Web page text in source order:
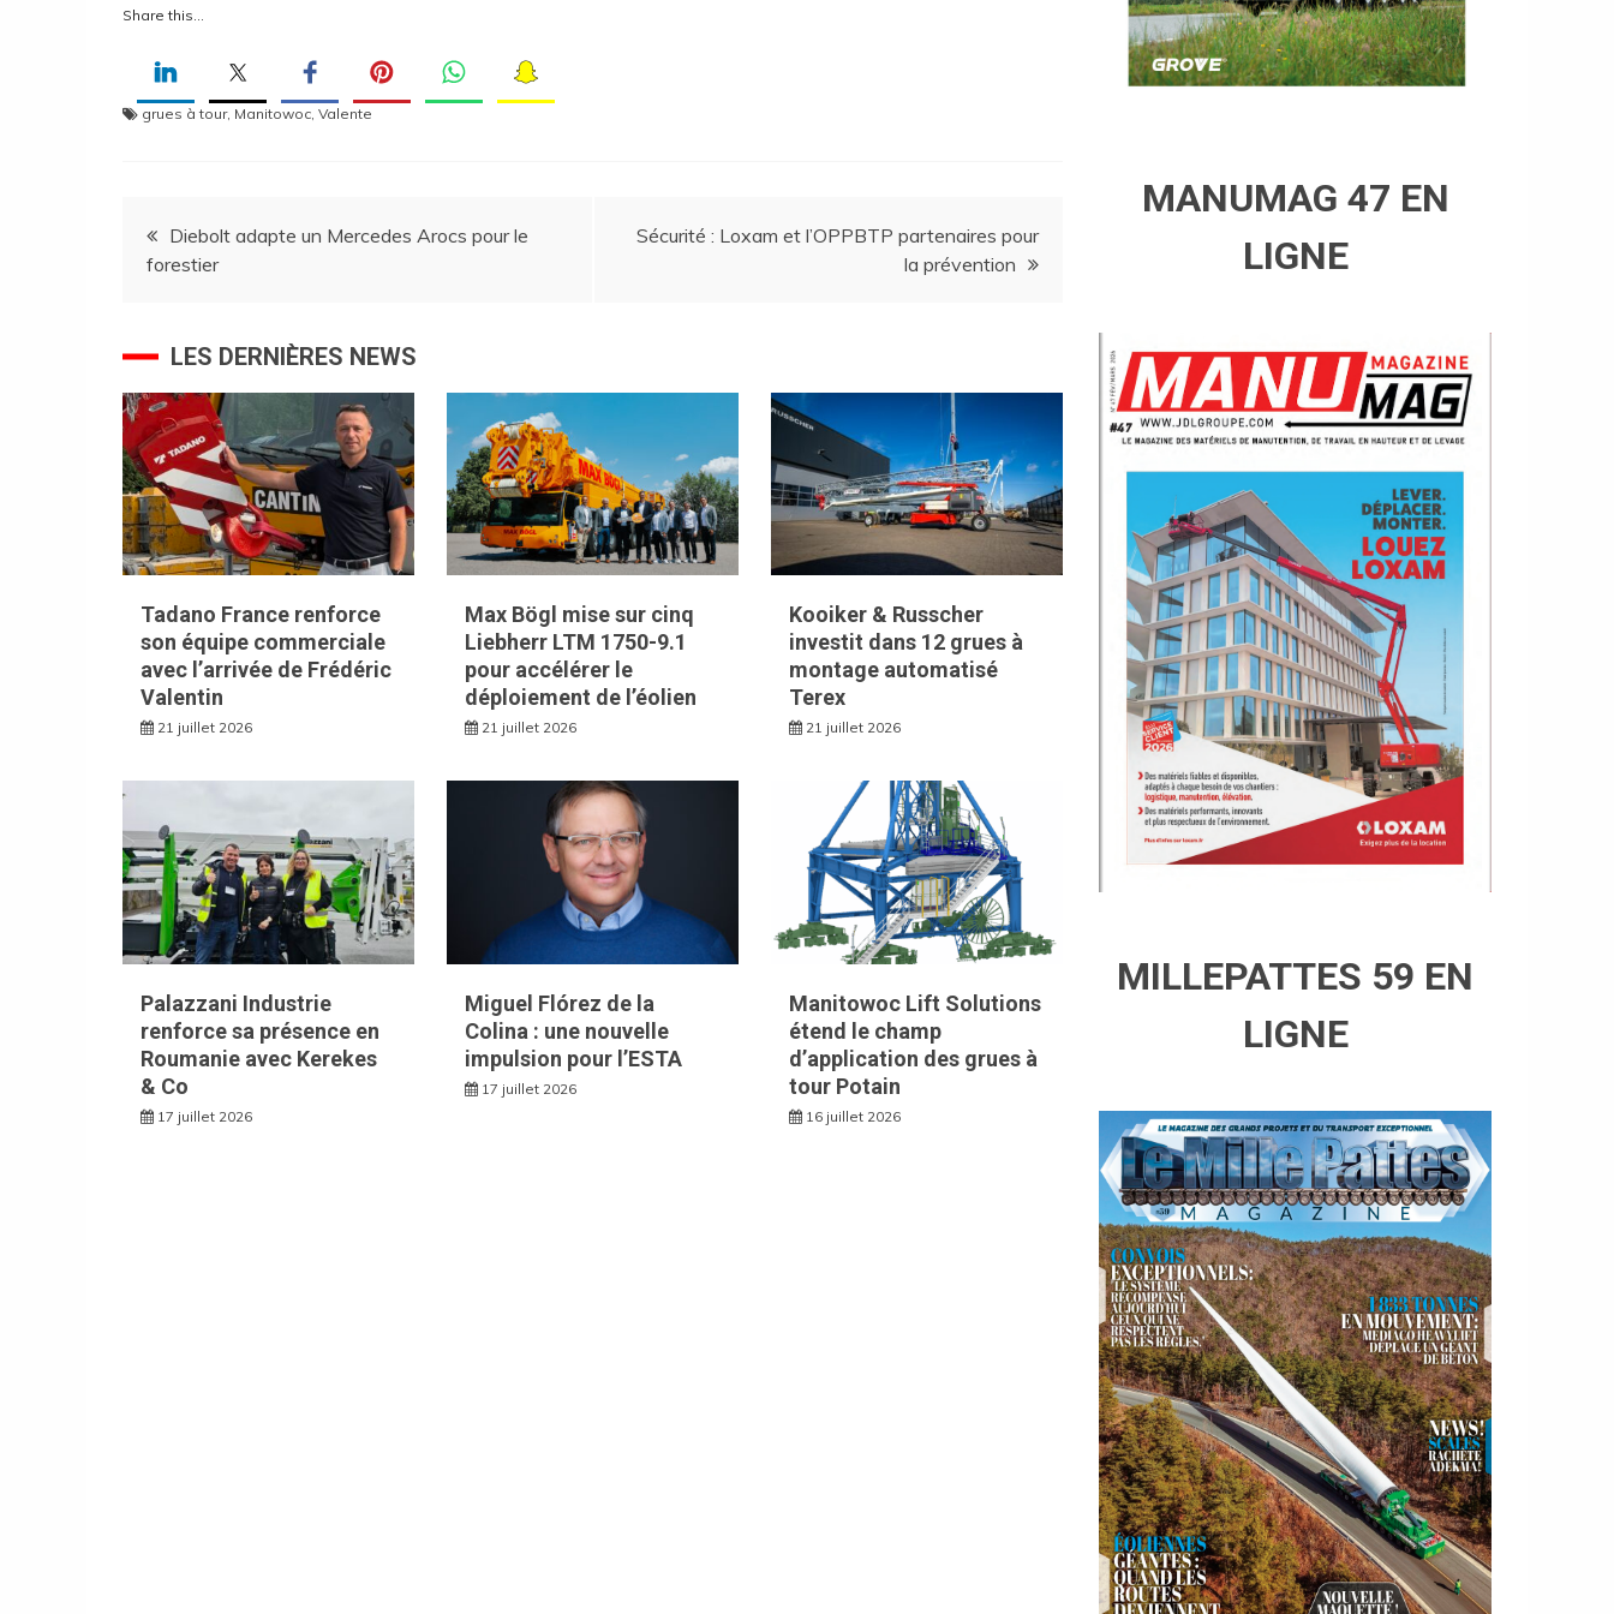
Share this…
grues à tour, Manitowoc Valente
Navigation
de
l’article
Diebolt adapte un Mercedes Arocs pour le
forestier
Sécurité : Loxam et l’OPPBTP partenaires pour
la prévention
LES DERNIÈRES NEWS
Tadano France renforce
son équipe commerciale
avec l’arrivée de Frédéric
Valentin
21 juillet 2026
Max Bögl mise sur cinq
Liebherr LTM 1750-9.1
pour accélérer le
déploiement de l’éolien
21 juillet 2026
Kooiker & Russcher
investit dans 12 grues à
montage automatisé
Terex
21 juillet 2026
Palazzani Industrie
renforce sa présence en
Roumanie avec Kerekes
& Co
17 juillet 2026
Miguel Flórez de la
Colina : une nouvelle
impulsion pour l’ESTA
17 juillet 2026
Manitowoc Lift Solutions
étend le champ
d’application des grues à
tour Potain
16 juillet 2026
MANUMAG 47 EN
LIGNE
MILLEPATTES 59 EN
LIGNE